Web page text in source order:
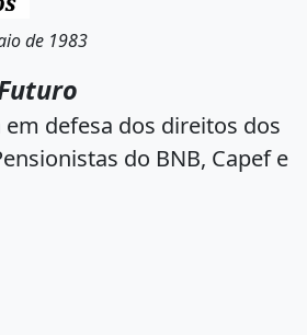
de 1983
em defesa dos direitos dos
do BNB, Capef e